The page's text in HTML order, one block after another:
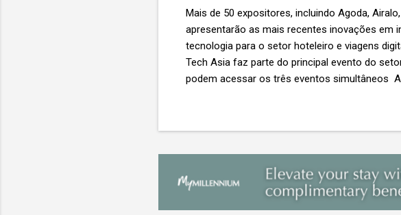
Mais de 50 expositores, incluindo Agoda,
apresentarão as mais recentes inovações em
tecnologia para o setor hoteleiro e viagens
Tech Asia faz parte do principal evento do
podem acessar os três eventos simultâneos A
de importantes nomes do setor e debates